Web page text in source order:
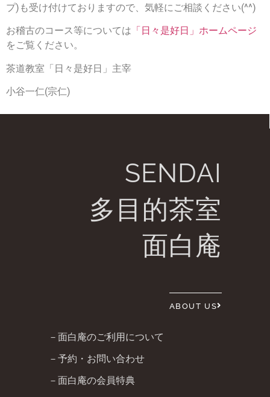
プ)も受け付けておりますので、気軽にご相談ください(^^)
お稽古のコース等については 「日々是好日」ホームページ
をご覧ください。
茶道教室「日々是好日」主宰
小谷一仁(宗仁)
SENDAI
多目的茶室
面白庵
ABOUT US
－面白庵のご利用について
－予約・お問い合わせ
－面白庵の会員特典